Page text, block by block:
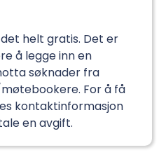
helt gratis. Det er
å legge inn en
søknader fra
For å få
kontaktinformasjon
en avgift.